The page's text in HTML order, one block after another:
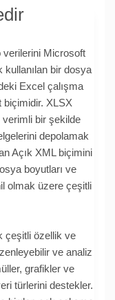
verilerini Microsoft
kullanılan bir dosya
Excel çalışma
biçimidir. XLSX
verimli bir şekilde
depolamak
Açık XML biçimini
boyutları ve
olmak üzere çeşitli
çeşitli özellik ve
ve analiz
grafikler ve
türlerini destekler.